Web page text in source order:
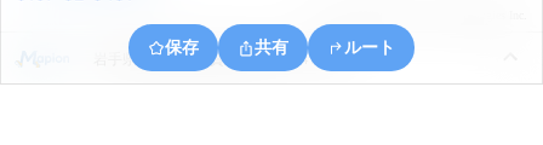
保存 共有 ルート
岩手県和賀郡西和賀町間木野２４地割